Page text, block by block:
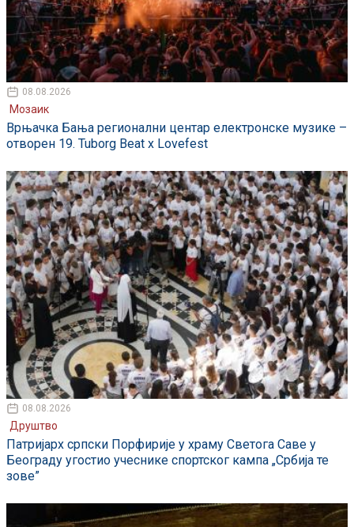
08.08.2026
Мозаик
Врњачка Бања регионални центар електронске музике –
отворен 19. Tuborg Beat x Lovefest
08.08.2026
Друштво
Патријарх српски Порфирије у храму Светога Саве у
Београду угостио учеснике спортског кампа „Србија те
зове”